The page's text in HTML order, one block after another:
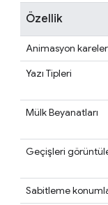
Özellik
Animasyon
Yazı Tipleri
Mülk Beyanatları
Geçişleri
Sabitleme